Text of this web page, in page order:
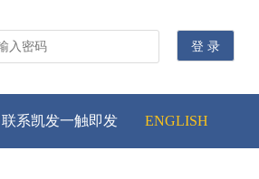
联系凯发一触即发 ENGLISH